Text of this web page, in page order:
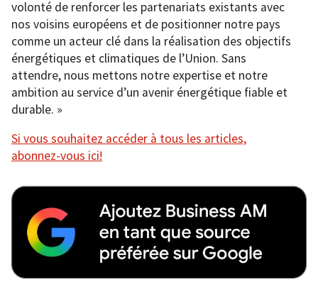
volonté de renforcer les partenariats existants avec
nos voisins européens et de positionner notre pays
comme un acteur clé dans la réalisation des objectifs
énergétiques et climatiques de l’Union. Sans
attendre, nous mettons notre expertise et notre
ambition au service d’un avenir énergétique fiable et
durable. »
Si vous souhaitez accéder à tous les articles,
abonnez-vous ici!